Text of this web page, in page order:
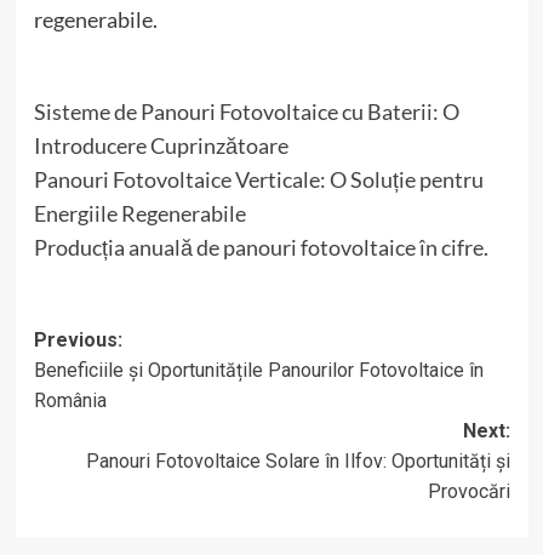
regenerabile.
Sisteme de Panouri Fotovoltaice cu Baterii: O
Introducere Cuprinzătoare
Panouri Fotovoltaice Verticale: O Soluție pentru
Energiile Regenerabile
Producția anuală de panouri fotovoltaice în cifre.
Post
navigation
Previous:
Beneficiile și Oportunitățile Panourilor Fotovoltaice în
România
Next:
Panouri Fotovoltaice Solare în Ilfov: Oportunități și
Provocări